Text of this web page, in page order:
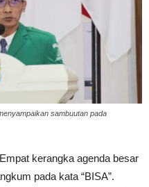
sambuutan pada
Empat kerangka agenda besar
pada kata “BISA”.